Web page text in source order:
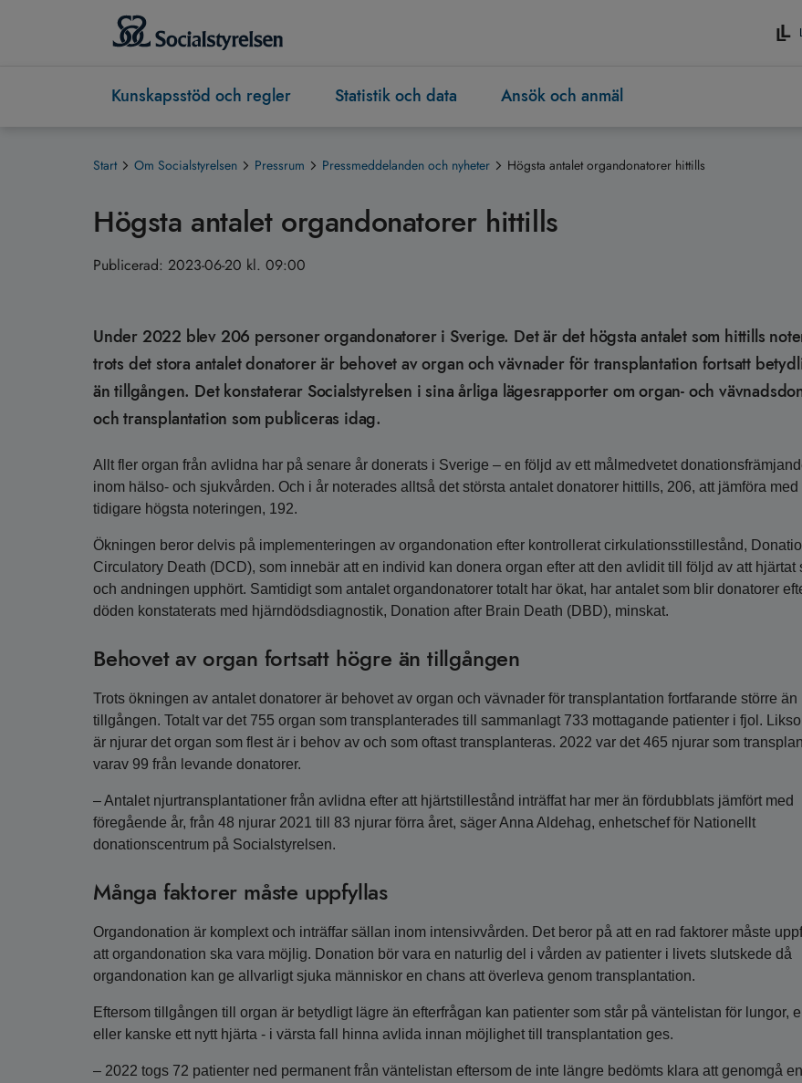
Kunskapsstöd och regler Statistik och data Ansök och anmäl
Start Om Socialstyrelsen Pressrum Pressmeddelanden och nyheter Högsta antalet organdonatorer hittills
Högsta antalet organdonatorer hittills
Publicerad: 2023-06-20 kl. 09:00
Under 2022 blev 206 personer organdonatorer i Sverige. Det är det högsta antalet som hittills
trots det stora antalet donatorer är behovet av organ och vävnader för transplantation fortsatt
än tillgången. Det konstaterar Socialstyrelsen i sina årliga lägesrapporter om organ- och
och transplantation som publiceras idag.
Allt fler organ från avlidna har på senare år donerats i Sverige – en följd av ett målmedvetet
inom hälso- och sjukvården. Och i år noterades alltså det största antalet donatorer hittills, 206, att jämföra med
tidigare högsta noteringen, 192.
Ökningen beror delvis på implementeringen av organdonation efter kontrollerat cirkulationsstillestånd,
Circulatory Death (DCD), som innebär att en individ kan donera organ efter att den avlidit till följd av att hjärtat
och andningen upphört. Samtidigt som antalet organdonatorer totalt har ökat, har antalet som blir donatorer
döden konstaterats med hjärndödsdiagnostik, Donation after Brain Death (DBD), minskat.
Behovet av organ fortsatt högre än tillgången
Trots ökningen av antalet donatorer är behovet av organ och vävnader för transplantation fortfarande större än
tillgången. Totalt var det 755 organ som transplanterades till sammanlagt 733 mottagande patienter i fjol.
är njurar det organ som flest är i behov av och som oftast transplanteras. 2022 var det 465 njurar som
varav 99 från levande donatorer.
– Antalet njurtransplantationer från avlidna efter att hjärtstillestånd inträffat har mer än fördubblats jämfört med
föregående år, från 48 njurar 2021 till 83 njurar förra året, säger Anna Aldehag, enhetschef för Nationellt
donationscentrum på Socialstyrelsen.
Många faktorer måste uppfyllas
Organdonation är komplext och inträffar sällan inom intensivvården. Det beror på att en rad faktorer måste
att organdonation ska vara möjlig. Donation bör vara en naturlig del i vården av patienter i livets slutskede då
organdonation kan ge allvarligt sjuka människor en chans att överleva genom transplantation.
Eftersom tillgången till organ är betydligt lägre än efterfrågan kan patienter som står på väntelistan för lungor,
eller kanske ett nytt hjärta - i värsta fall hinna avlida innan möjlighet till transplantation ges.
– 2022 togs 72 patienter ned permanent från väntelistan eftersom de inte längre bedömts klara att genomgå en